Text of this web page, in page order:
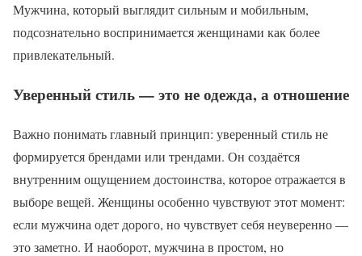
Мужчина, который выглядит сильным и мобильным,
подсознательно воспринимается женщинами как более
привлекательный.
Уверенный стиль — это не одежда, а отношение
Важно понимать главный принцип: уверенный стиль не
формируется брендами или трендами. Он создаётся
внутренним ощущением достоинства, которое отражается в
выборе вещей. Женщины особенно чувствуют этот момент:
если мужчина одет дорого, но чувствует себя неуверенно —
это заметно. И наоборот, мужчина в простом, но